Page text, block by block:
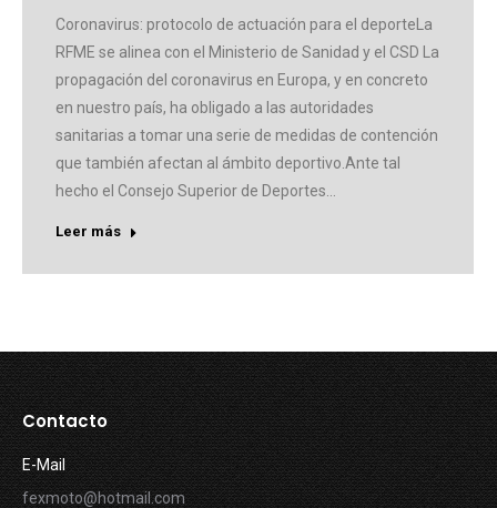
Coronavirus: protocolo de actuación para el deporteLa
RFME se alinea con el Ministerio de Sanidad y el CSD La
propagación del coronavirus en Europa, y en concreto
en nuestro país, ha obligado a las autoridades
sanitarias a tomar una serie de medidas de contención
que también afectan al ámbito deportivo.Ante tal
hecho el Consejo Superior de Deportes…
Leer más
Contacto
E-Mail
fexmoto@hotmail.com